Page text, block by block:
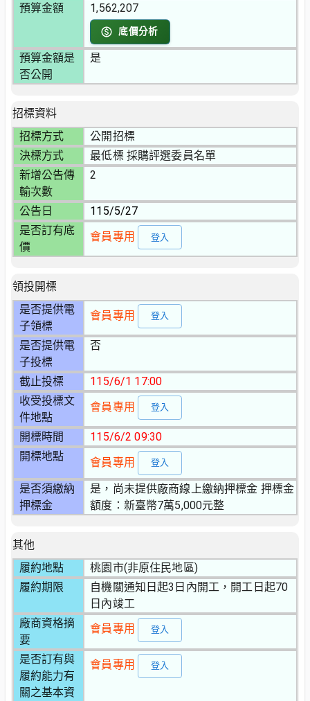
預算金額 1,562,207
底價分析
預算金額是
否公開
是
招標資料
招標方式
公開招標
決標方式
最低標 採購評選委員名單
新增公告傳
輸次數
2
公告日
115/5/27
是否訂有底
價
會員專用 登入
領投開標
是否提供電
子領標
會員專用 登入
是否提供電
子投標
否
截止投標
115/6/1 17:00
收受投標文
件地點
會員專用 登入
開標時間
115/6/2 09:30
開標地點
會員專用 登入
是否須繳納
押標金
是，尚未提供廠商線上繳納押標金 押標金
額度：新臺幣7萬5,000元整
其他
履約地點
桃園市(非原住民地區)
履約期限
自機關通知日起3日內開工，開工日起70
日內竣工
廠商資格摘
要
會員專用 登入
是否訂有與
履約能力有
關之基本資
會員專用 登入